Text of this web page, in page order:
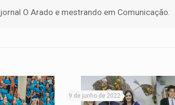
O Arado e mestrando em Comunicação.
9 de junho de 2022